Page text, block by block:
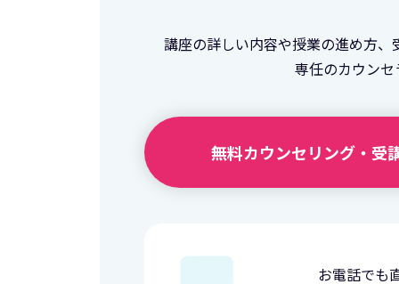
講座の詳しい内容や授業の進め方
専任のカウン
無料カウンセリング・ 受
お電話でも